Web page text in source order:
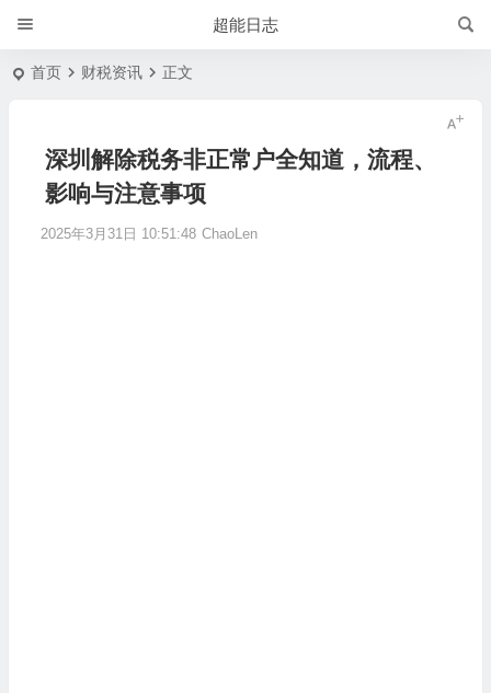
超能日志
首页 财税资讯 正文
深圳解除税务非正常户全知道，流程、
影响与注意事项
2025年3月31日 10:51:48 ChaoLen